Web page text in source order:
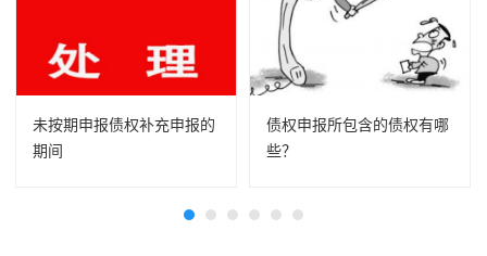
未按期申报债权补充申报的
期间
债权申报所包含的债权有哪
些？